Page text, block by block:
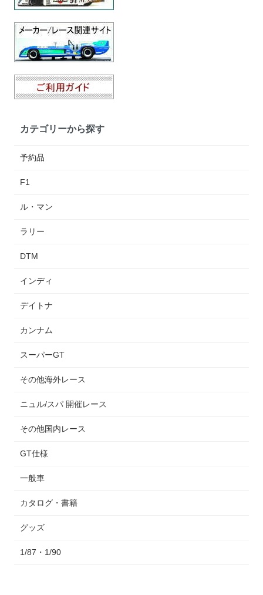
カテゴリーから探す
予約品
F1
ル・マン
ラリー
DTM
インディ
デイトナ
カンナム
スーパーGT
その他海外レース
ニュル/スパ 開催レース
その他国内レース
GT仕様
一般車
カタログ・書籍
グッズ
1/87・1/90